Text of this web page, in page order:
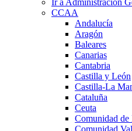
CCAA
Andalucía
Aragón
Baleares
Canarias
Cantabria
Castilla y León
Castilla-La
Cataluña
Ceuta
Comunidad de
Comunidad